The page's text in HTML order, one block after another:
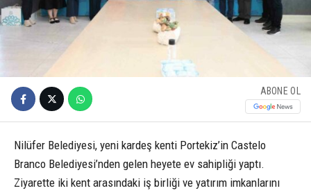
ABONE OL
Nilüfer Belediyesi, yeni kardeş kenti Portekiz’in Castelo
Branco Belediyesi’nden gelen heyete ev sahipliği yaptı.
Ziyarette iki kent arasındaki iş birliği ve yatırım imkanlarını